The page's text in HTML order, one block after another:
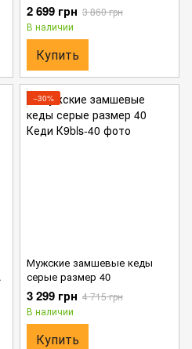
2 699 грн 3 860 грн
В наличии
Купить
−30%
Мужские замшевые кеды
серые размер 40
3 299 грн 4 715 грн
В наличии
Купить